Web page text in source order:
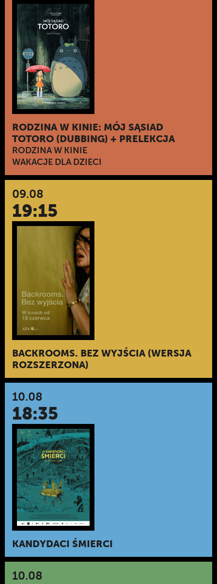
RODZINA W KINIE: MÓJ SĄSIAD
TOTORO (DUBBING) + PRELEKCJA
RODZINA W KINIE
WAKACJE DLA DZIECI
09.08
19:15
BACKROOMS. BEZ WYJŚCIA (WERSJA
ROZSZERZONA)
10.08
18:35
KANDYDACI ŚMIERCI
10.08